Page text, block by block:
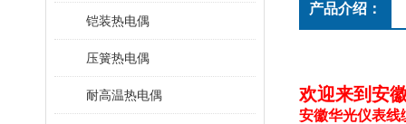
铠装热电偶
压簧热电偶
耐高温热电偶
产品介绍：
欢迎来到安
安徽华光仪表线